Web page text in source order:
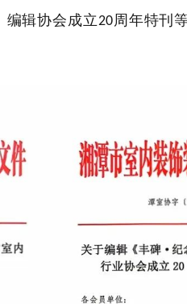
编辑协会成立20周年特刊